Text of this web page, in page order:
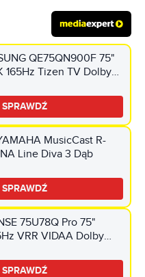
QE75QN900F 75"
165Hz Tizen TV Dolby
SPRAWDŹ
MusicCast R-
Line Diva 3 Dąb
SPRAWDŹ
75U78Q Pro 75"
VRR VIDAA Dolby
SPRAWDŹ